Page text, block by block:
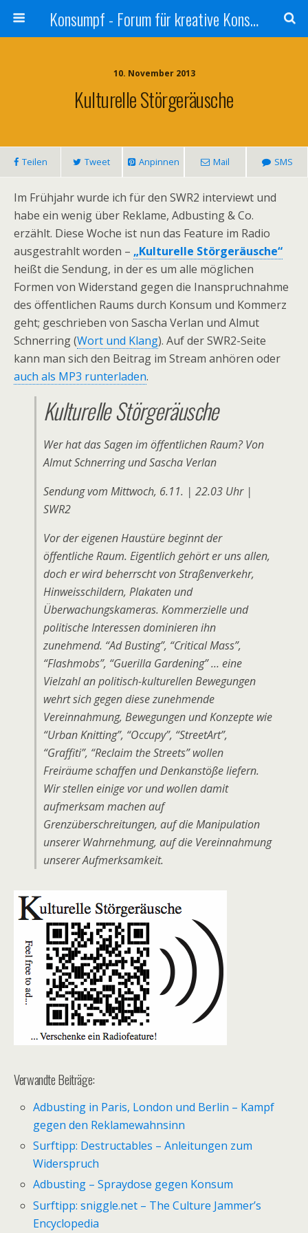
Konsumpf - Forum für kreative Konsumkritik - Culture Jamming, Nachhaltigkeit, Konzernkritik, Adbusting
10. November 2013
Kulturelle Störgeräusche
Teilen Tweet Anpinnen Mail SMS
Im Frühjahr wurde ich für den SWR2 interviewt und
habe ein wenig über Reklame, Adbusting & Co.
erzählt. Diese Woche ist nun das Feature im Radio
ausgestrahlt worden – „Kulturelle Störgeräusche“
heißt die Sendung, in der es um alle möglichen
Formen von Widerstand gegen die Inanspruchnahme
des öffentlichen Raums durch Konsum und Kommerz
geht; geschrieben von Sascha Verlan und Almut
Schnerring (Wort und Klang). Auf der SWR2-Seite
kann man sich den Beitrag im Stream anhören oder
auch als MP3 runterladen.
Kulturelle Störgeräusche
Wer hat das Sagen im öffentlichen Raum? Von
Almut Schnerring und Sascha Verlan
Sendung vom Mittwoch, 6.11. | 22.03 Uhr |
SWR2
Vor der eigenen Haustüre beginnt der
öffentliche Raum. Eigentlich gehört er uns allen,
doch er wird beherrscht von Straßenverkehr,
Hinweisschildern, Plakaten und
Überwachungskameras. Kommerzielle und
politische Interessen dominieren ihn
zunehmend. “Ad Busting”, “Critical Mass”,
“Flashmobs”, “Guerilla Gardening” … eine
Vielzahl an politisch-kulturellen Bewegungen
wehrt sich gegen diese zunehmende
Vereinnahmung, Bewegungen und Konzepte wie
“Urban Knitting”, “Occupy”, “StreetArt”,
“Graffiti”, “Reclaim the Streets” wollen
Freiräume schaffen und Denkanstöße liefern.
Wir stellen einige vor und wollen damit
aufmerksam machen auf
Grenzüberschreitungen, auf die Manipulation
unserer Wahrnehmung, auf die Vereinnahmung
unserer Aufmerksamkeit.
Verwandte Beiträge:
Adbusting in Paris, London und Berlin – Kampf
gegen den Reklamewahnsinn
Surftipp: Destructables – Anleitungen zum
Widerspruch
Adbusting – Spraydose gegen Konsum
Surftipp: sniggle.net – The Culture Jammer’s
Encyclopedia